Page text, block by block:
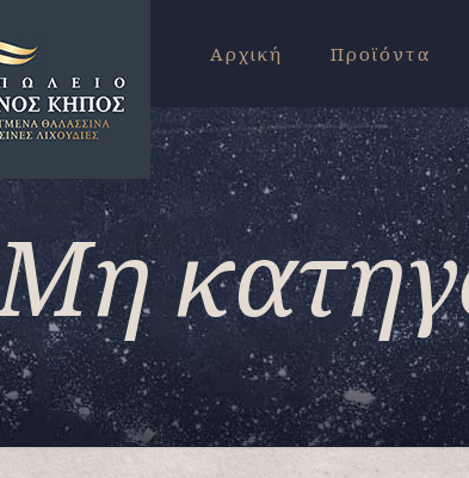
Αρχική Προϊόντα